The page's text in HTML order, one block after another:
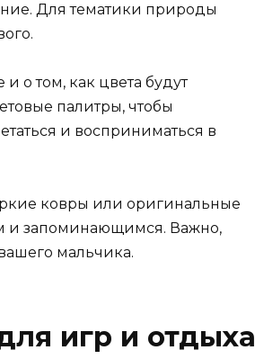
Для тематики природы
о том, как цвета будут
палитры, чтобы
и восприниматься в
ковры или оригинальные
и запоминающимся. Важно,
мальчика.
игр и отдыха